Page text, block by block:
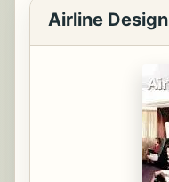
Airline Design